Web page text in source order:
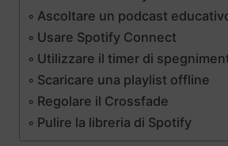
Ascoltare un podcast
Usare Spotify Connect
Utilizzare il timer di
Scaricare una playlist offline
Regolare il Crossfade
Pulire la libreria di Spotify